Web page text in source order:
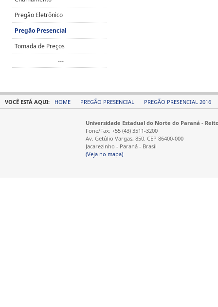
Pregão Eletrônico
Pregão Presencial
Tomada de Preços
---
VOCÊ ESTÁ AQUI: HOME PREGÃO PRESENCIAL PREGÃO PRESENCIAL 2016
Universidade Estadual do Norte do Paraná -
Fone/Fax: +55 (43) 3511-3200
Av. Getúlio Vargas, 850. CEP 86400-000
Jacarezinho - Paraná - Brasil
(Veja no mapa)